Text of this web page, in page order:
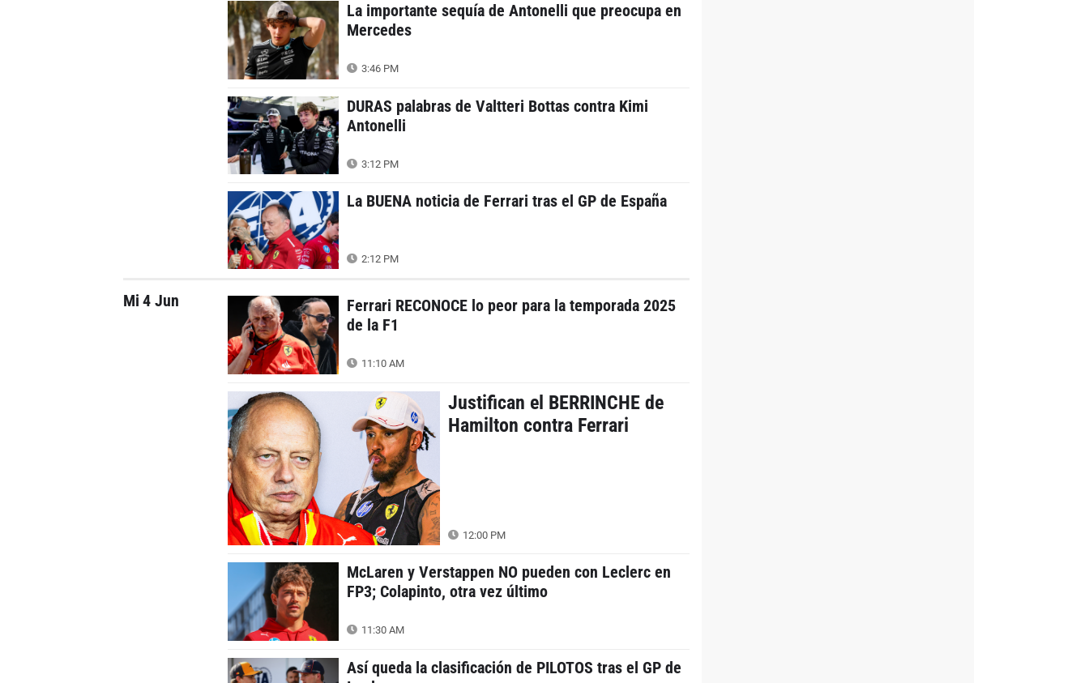
La importante sequía de Antonelli que preocupa en
Mercedes
3:46 PM
DURAS palabras de Valtteri Bottas contra Kimi
Antonelli
3:12 PM
La BUENA noticia de Ferrari tras el GP de España
2:12 PM
Mi 4 Jun
Ferrari RECONOCE lo peor para la temporada 2025
de la F1
11:10 AM
Justifican el BERRINCHE de
Hamilton contra Ferrari
12:00 PM
McLaren y Verstappen NO pueden con Leclerc en
FP3; Colapinto, otra vez último
11:30 AM
Así queda la clasificación de PILOTOS tras el GP de